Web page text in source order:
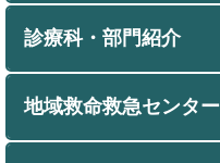
診療科・部門紹介
地域救命救急センター